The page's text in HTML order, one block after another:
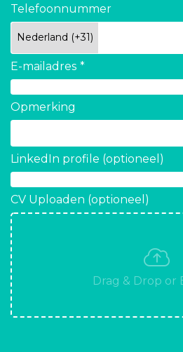
Telefoonnummer
E-mailadres
Opmerking
LinkedIn profile (optioneel)
CV Uploaden (optioneel)